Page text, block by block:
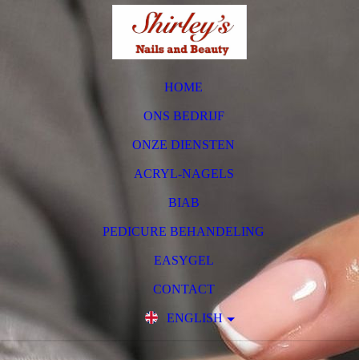
HOME
ONS BEDRIJF
ONZE DIENSTEN
ACRYL-NAGELS
BIAB
PEDICURE BEHANDELING
EASYGEL
CONTACT
ENGLISH